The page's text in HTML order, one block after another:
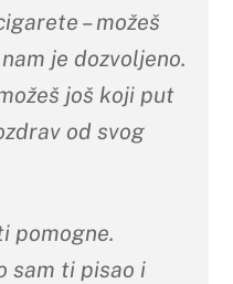
– možeš
je dozvoljeno.
još koji put
od svog
pomogne.
sam ti pisao i